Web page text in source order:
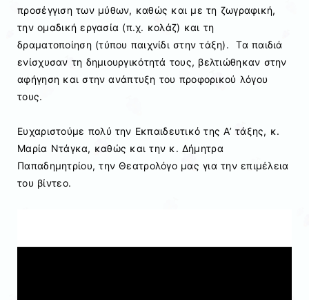
προσέγγιση των μύθων, καθώς και με τη ζωγραφική,
την ομαδική εργασία (π.χ. κολάζ) και τη
δραματοποίηση (τύπου παιχνίδι στην τάξη). Τα παιδιά
ενίσχυσαν τη δημιουργικότητά τους, βελτιώθηκαν στην
αφήγηση και στην ανάπτυξη του προφορικού λόγου
τους.
Ευχαριστούμε πολύ την Εκπαιδευτικό της Α’ τάξης, κ.
Μαρία Ντάγκα, καθώς και την κ. Δήμητρα
Παπαδημητρίου, την Θεατρολόγο μας για την επιμέλεια
του βίντεο.